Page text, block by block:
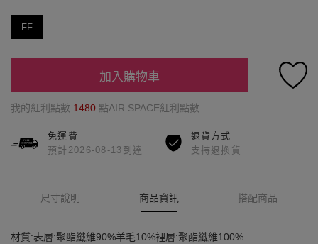
FF
加入購物車
我的紅利點數 1480 點AIR SPACE紅利點數
免運費
預計2026-08-13到達
退貨方式
支持退換貨
尺寸說明 商品資訊 搭配商品
材質:表層:聚酯纖維90%羊毛10%裡層:聚酯纖維100%